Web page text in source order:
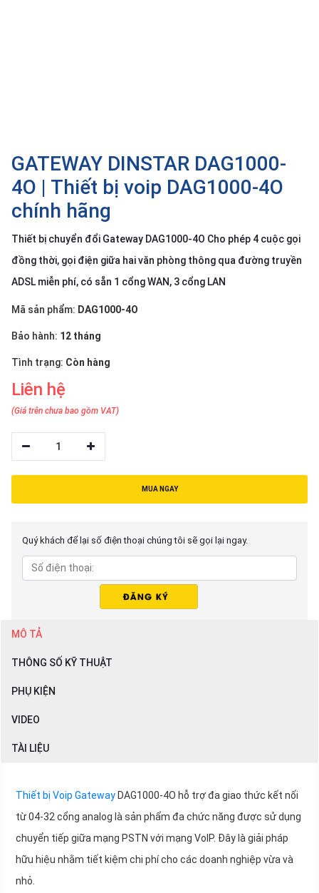
GATEWAY DINSTAR DAG1000-
4O | Thiết bị voip DAG1000-4O
chính hãng
Thiết bị chuyển đổi Gateway DAG1000-4O Cho phép 4 cuộc gọi
đồng thời, gọi điện giữa hai văn phòng thông qua đường truyền
ADSL miễn phí, có sẵn 1 cổng WAN, 3 cổng LAN
Mã sản phẩm: DAG1000-4O
Bảo hành: 12 tháng
Tình trạng: Còn hàng
Liên hệ
(Giá trên chưa bao gồm VAT)
1
MUA NGAY
Quý khách để lại số điện thoại chúng tôi sẽ gọi lại ngay.
MÔ TẢ
THÔNG SỐ KỸ THUẬT
PHỤ KIỆN
VIDEO
TÀI LIỆU
Thiết bị Voip Gateway DAG1000-4O hỗ trợ đa giao thức kết nối
từ 04-32 cổng analog là sản phẩm đa chức năng được sử dụng
chuyển tiếp giữa mạng PSTN với mạng VoIP. Đây là giải pháp
hữu hiệu nhằm tiết kiệm chi phí cho các doanh nghiệp vừa và
nhỏ.
Dịch
trợ
Tin
Liên
hệ
Giới
NGÔN
NGỮ
Tiếng
English